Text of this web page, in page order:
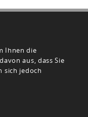
Ihnen die
aus, dass Sie
sich jedoch